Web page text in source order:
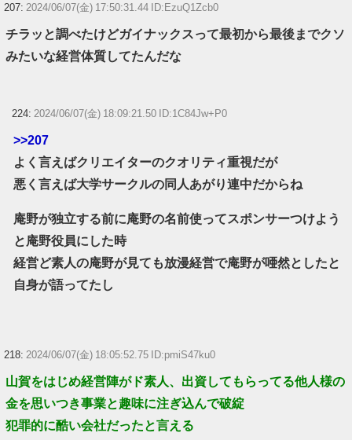
207: 2024/06/07(金) 17:50:31.44 ID:EzuQ1Zcb0
チラッと調べたけどガイナックスって最初から最後までクソ
みたいな経営体質してたんだな
224: 2024/06/07(金) 18:09:21.50 ID:1C84Jw+P0
>>207
よく言えばクリエイターのクオリティ重視だが
悪く言えば大学サークルの同人あがり連中だからね
庵野が独立する前に庵野の名前使ってスポンサーつけよう
と庵野役員にした時
経営ど素人の庵野が見ても放漫経営で庵野が唖然としたと
自身が語ってたし
218: 2024/06/07(金) 18:05:52.75 ID:pmiS47ku0
山賀をはじめ経営陣がド素人、出資してもらってる他人様の
金を思いつき事業と趣味に注ぎ込んで破綻
犯罪的に酷い会社だったと言える